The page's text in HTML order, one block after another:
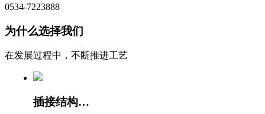
0534-7223888
为什么选择我们
在发展过程中，不断推进工艺
插接结构操作简单，安装快捷